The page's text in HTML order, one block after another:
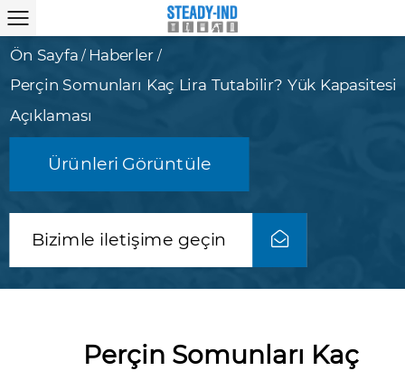
Ön Sayfa / Haberler /
Perçin Somunları Kaç Lira Tutabilir? Yük Kapasitesi
Açıklaması
Ürünleri Görüntüle
Bizimle iletişime geçin
Perçin Somunları Kaç